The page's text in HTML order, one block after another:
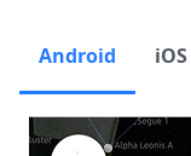
Android iOS